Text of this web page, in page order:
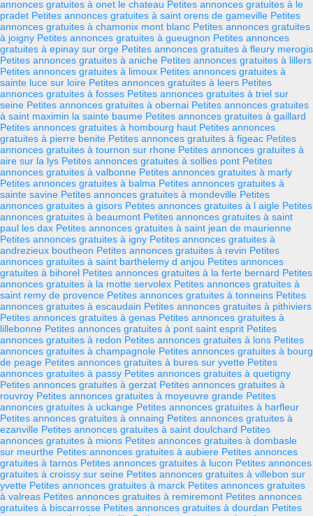
annonces gratuites à onet le chateau Petites annonces gratuites à le
pradet Petites annonces gratuites à saint orens de gameville Petites
annonces gratuites à chamonix mont blanc Petites annonces gratuites
à joigny Petites annonces gratuites à gueugnon Petites annonces
gratuites à epinay sur orge Petites annonces gratuites à fleury merogis
Petites annonces gratuites à aniche Petites annonces gratuites à lillers
Petites annonces gratuites à limoux Petites annonces gratuites à
sainte luce sur loire Petites annonces gratuites à leers Petites
annonces gratuites à fosses Petites annonces gratuites à triel sur
seine Petites annonces gratuites à obernai Petites annonces gratuites
à saint maximin la sainte baume Petites annonces gratuites à gaillard
Petites annonces gratuites à hombourg haut Petites annonces
gratuites à pierre benite Petites annonces gratuites à figeac Petites
annonces gratuites à tournon sur rhone Petites annonces gratuites à
aire sur la lys Petites annonces gratuites à sollies pont Petites
annonces gratuites à valbonne Petites annonces gratuites à marly
Petites annonces gratuites à balma Petites annonces gratuites à
sainte savine Petites annonces gratuites à mondeville Petites
annonces gratuites à gisors Petites annonces gratuites à l aigle Petites
annonces gratuites à beaumont Petites annonces gratuites à saint
paul les dax Petites annonces gratuites à saint jean de maurienne
Petites annonces gratuites à igny Petites annonces gratuites à
andrezieux boutheon Petites annonces gratuites à revin Petites
annonces gratuites à saint barthelemy d anjou Petites annonces
gratuites à bihorel Petites annonces gratuites à la ferte bernard Petites
annonces gratuites à la motte servolex Petites annonces gratuites à
saint remy de provence Petites annonces gratuites à tonneins Petites
annonces gratuites à escaudain Petites annonces gratuites à pithiviers
Petites annonces gratuites à genas Petites annonces gratuites à
lillebonne Petites annonces gratuites à pont saint esprit Petites
annonces gratuites à redon Petites annonces gratuites à lons Petites
annonces gratuites à champagnole Petites annonces gratuites à bourg
de peage Petites annonces gratuites à bures sur yvette Petites
annonces gratuites à passy Petites annonces gratuites à quetigny
Petites annonces gratuites à gerzat Petites annonces gratuites à
rouvroy Petites annonces gratuites à moyeuvre grande Petites
annonces gratuites à uckange Petites annonces gratuites à harfleur
Petites annonces gratuites à onnaing Petites annonces gratuites à
ezanville Petites annonces gratuites à saint doulchard Petites
annonces gratuites à mions Petites annonces gratuites à dombasle
sur meurthe Petites annonces gratuites à aubiere Petites annonces
gratuites à tarnos Petites annonces gratuites à lucon Petites annonces
gratuites à croissy sur seine Petites annonces gratuites à villebon sur
yvette Petites annonces gratuites à marck Petites annonces gratuites
à valreas Petites annonces gratuites à remiremont Petites annonces
gratuites à biscarrosse Petites annonces gratuites à dourdan Petites